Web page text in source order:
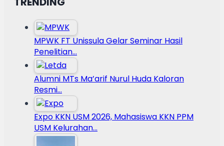
MPWK FT Unissula Gelar Seminar Hasil
Penelitian…
Alumni MTs Ma’arif Nurul Huda Kaloran
Resmi…
Expo KKN USM 2026, Mahasiswa KKN PPM
USM Kelurahan…